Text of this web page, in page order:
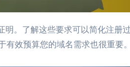
效预算您的域名需求也很重要。